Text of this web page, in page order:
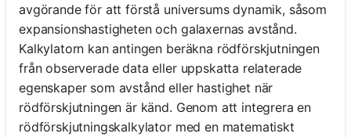
avgörande för att förstå universums dynamik, såsom
expansionshastigheten och galaxernas avstånd.
Kalkylatorn kan antingen beräkna rödförskjutningen
från observerade data eller uppskatta relaterade
egenskaper som avstånd eller hastighet när
rödförskjutningen är känd. Genom att integrera en
rödförskjutningskalkylator med en matematiskt